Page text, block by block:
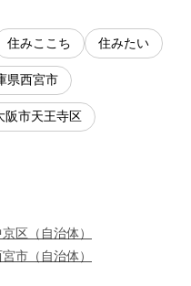
住みここち 住みたい
県西宮市
阪市天王寺区
京区 （ 自治体）
宮市 （ 自治体）